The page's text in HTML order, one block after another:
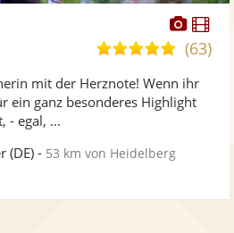
Fotos
5,0
5
Sternen
(63)
mit der Herznote! Wenn ihr
ein ganz besonderes Highlight
- egal, ...
(DE) - 53 km von Heidelberg